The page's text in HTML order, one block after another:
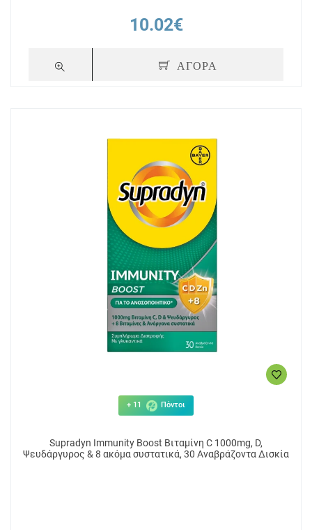
10.02€
ΑΓΟΡΑ
+ 11 Πόντοι
Supradyn Immunity Boost Βιταμίνη C 1000mg, D,
Ψευδάργυρος & 8 ακόμα συστατικά, 30 Αναβράζοντα Δισκία